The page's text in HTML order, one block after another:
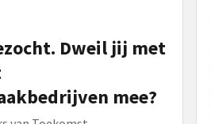
Dweil jij met
mee?